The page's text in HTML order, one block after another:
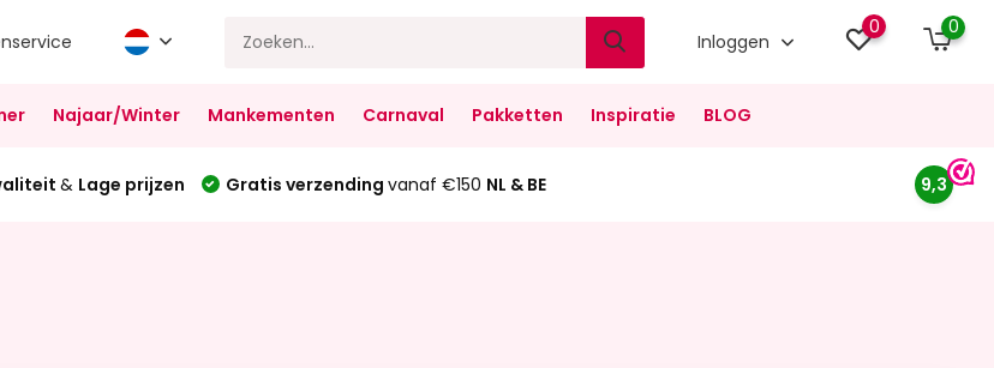
Inloggen
0 0
Najaar/Winter Mankementen Carnaval Pakketten Inspiratie BLOG
& Lage prijzen Gratis verzending vanaf €150 NL & BE 9,3